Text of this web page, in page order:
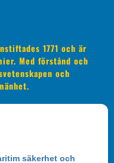
1771 och är
Med förstånd och
och
säkerhet och